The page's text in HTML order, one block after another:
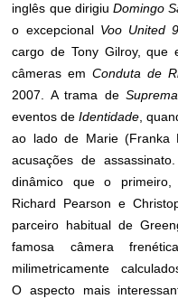
inglês que dirigiuDomingo
o excepcional Voo United
cargo de Tony Gilroy, que
câmeras emConduta de
2007. A trama de
eventos deIdentidade ,
ao lado de Marie (Franka
acusações de
dinâmico que o primeiro,
Richard Pearson e
parceiro habitual de
famosa câmera
milimetricamente
O aspecto mais